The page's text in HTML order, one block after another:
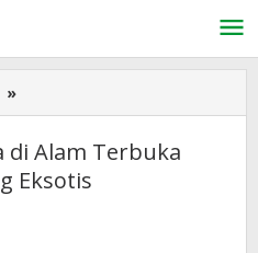
»
Buka
Puasa
di
Alam
di Alam Terbuka
Eksotis